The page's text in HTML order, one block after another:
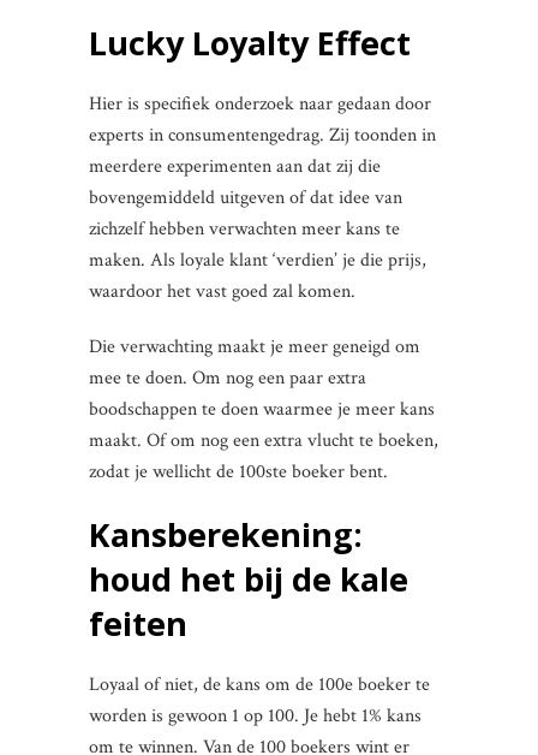
Lucky Loyalty Effect
Hier is specifiek onderzoek naar gedaan door
experts in consumentengedrag. Zij toonden in
meerdere experimenten aan dat zij die
bovengemiddeld uitgeven of dat idee van
zichzelf hebben verwachten meer kans te
maken. Als loyale klant ‘verdien’ je die prijs,
waardoor het vast goed zal komen.
Die verwachting maakt je meer geneigd om
mee te doen. Om nog een paar extra
boodschappen te doen waarmee je meer kans
maakt. Of om nog een extra vlucht te boeken,
zodat je wellicht de 100ste boeker bent.
Kansberekening:
houd het bij de kale
feiten
Loyaal of niet, de kans om de 100e boeker te
worden is gewoon 1 op 100. Je hebt 1% kans
om te winnen. Van de 100 boekers wint er